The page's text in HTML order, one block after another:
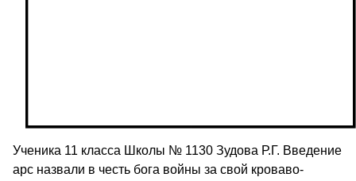
Ученика 11 класса Школы № 1130 Зудова Р.Г. Введение
арс назвали в честь бога войны за свой кроваво-